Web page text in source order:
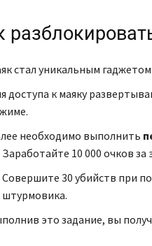
стал уникальным гаджетом
доступа к маяку
необходимо выполнить
Заработайте 10 000 очков за
Совершите 30 убийств при
штурмовика.
это задание, вы